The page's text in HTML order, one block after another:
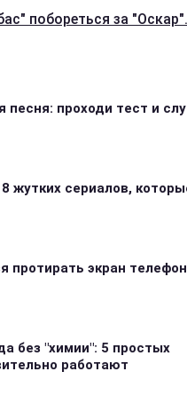
побореться за "Оскар".
песня: проходи тест и
жутких сериалов,
протирать экран
без "химии": 5 простых
работают